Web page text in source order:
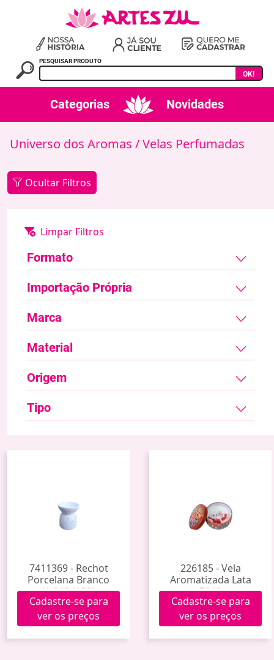
PESQUISAR PRODUTO
OK!
Categorias Novidades
Universo dos Aromas / Velas Perfumadas
Ocultar Filtros
Formato
Importação Própria
Marca
Material
Origem
Tipo
7411369 - Rechot
Porcelana Branco
Yy012 (120)
Cadastre-se para
ver os preços
226185 - Vela
Aromatizada Lata
7942
Cadastre-se para
ver os preços